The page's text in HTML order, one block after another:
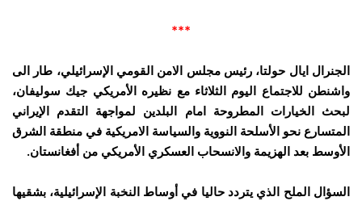
***
الجنرال ايال حولتا، رئيس مجلس الامن القومي الإسرائيلي، طار الى
واشنطن للاجتماع اليوم الثلاثاء مع نظيره الأمريكي جيك سوليفان،
لبحث الخيارات المطروحة امام البلدين لمواجهة التقدم الإيراني
المتسارع نحو الأسلحة النووية والسياسة الامريكية في منطقة الشرق
الأوسط بعد الهزيمة والانسحاب العسكري الأمريكي من أفغانستان.
السؤال الملح الذي يتردد حاليا في أوساط النخبة الإسرائيلية، بشقيها